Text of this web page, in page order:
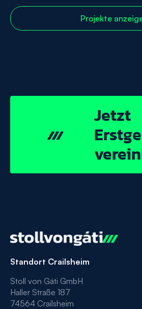
Guided
Vehicles
mit
Projekte
Jetzt
Standort Crailsheim
Stoll von Gáti GmbH
Haller Straße 187
74564 Crailsheim